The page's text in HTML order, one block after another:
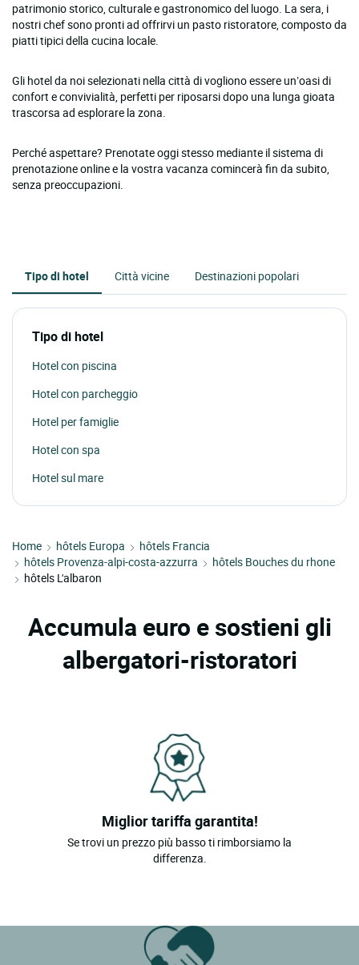
patrimonio storico, culturale e gastronomico del luogo. La sera, i
nostri chef sono pronti ad offrirvi un pasto ristoratore, composto da
piatti tipici della cucina locale.
Gli hotel da noi selezionati nella città di vogliono essere un’oasi di
confort e convivialità, perfetti per riposarsi dopo una lunga gioata
trascorsa ad esplorare la zona.
Perché aspettare? Prenotate oggi stesso mediante il sistema di
prenotazione online e la vostra vacanza comincerà fin da subito,
senza preoccupazioni.
Tipo di hotel Città vicine Destinazioni popolari
Tipo di hotel
Hotel con piscina
Hotel con parcheggio
Hotel per famiglie
Hotel con spa
Hotel sul mare
Home hôtels Europa
hôtels Francia
hôtels Provenza-alpi-costa-azzurra
hôtels Bouches du rhone
hôtels L'albaron
Accumula euro e sostieni gli
albergatori-ristoratori
Miglior tariffa garantita!
Se trovi un prezzo più basso ti rimborsiamo la
differenza.